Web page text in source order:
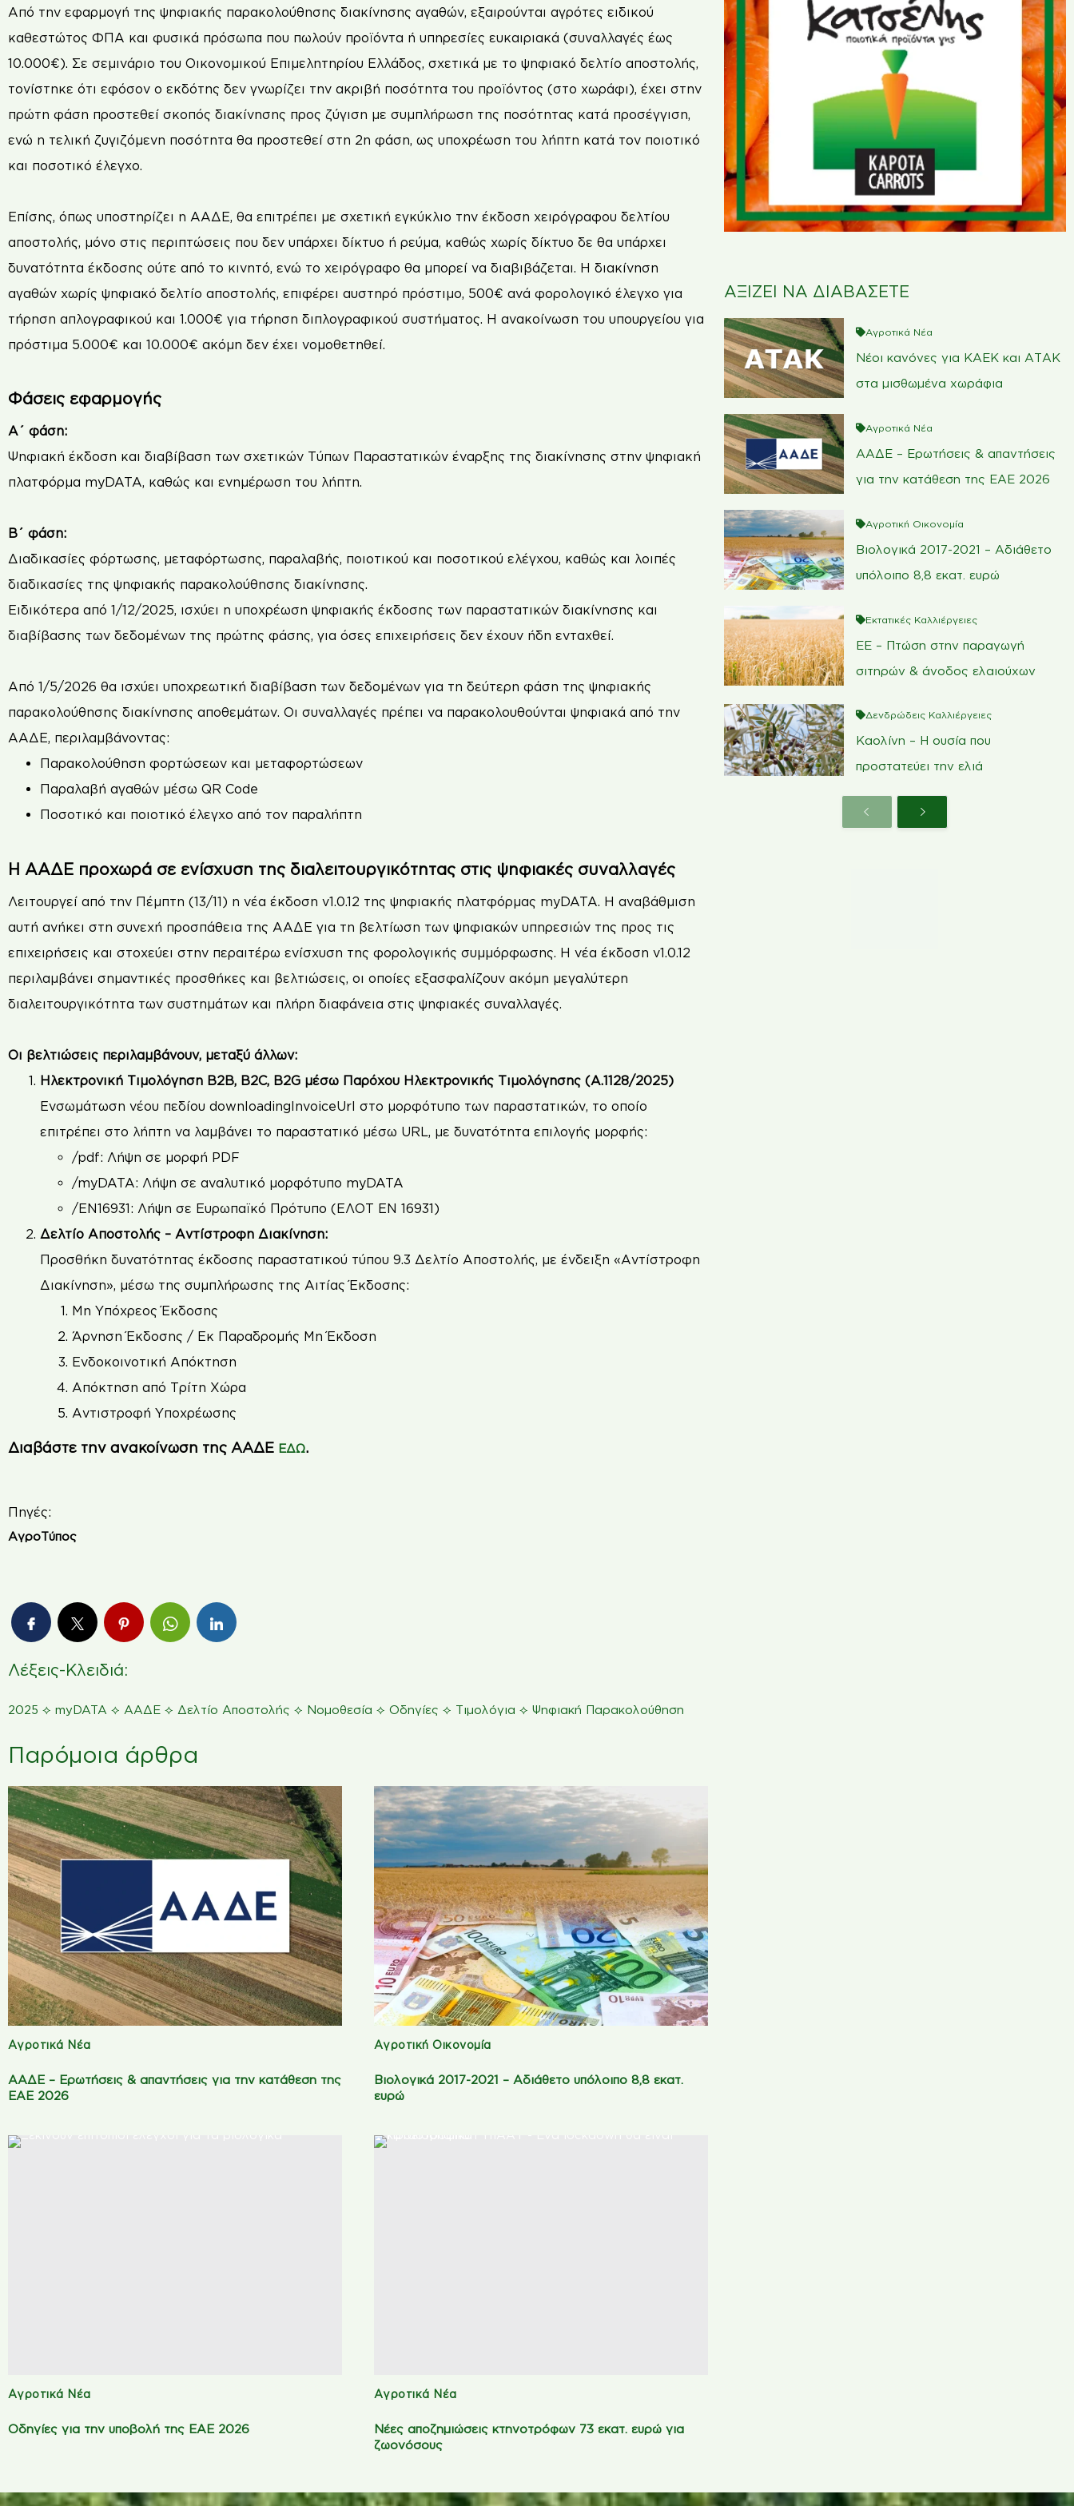
Από την εφαρμογή της ψηφιακής παρακολούθησης διακίνησης αγαθών, εξαιρούνται αγρότες ειδικού
καθεστώτος ΦΠΑ και φυσικά πρόσωπα που πωλούν προϊόντα ή υπηρεσίες ευκαιριακά (συναλλαγές έως
10.000€). Σε σεμινάριο του Οικονομικού Επιμελητηρίου Ελλάδος, σχετικά με το ψηφιακό δελτίο αποστολής,
τονίστηκε ότι εφόσον ο εκδότης δεν γνωρίζει την ακριβή ποσότητα του προϊόντος (στο χωράφι), έχει στην
πρώτη φάση προστεθεί σκοπός διακίνησης προς ζύγιση με συμπλήρωση της ποσότητας κατά προσέγγιση,
ενώ η τελική ζυγιζόμενη ποσότητα θα προστεθεί στη 2η φάση, ως υποχρέωση του λήπτη κατά τον ποιοτικό
και ποσοτικό έλεγχο.
Επίσης, όπως υποστηρίζει η ΑΑΔΕ, θα επιτρέπει με σχετική εγκύκλιο την έκδοση χειρόγραφου δελτίου
αποστολής, μόνο στις περιπτώσεις που δεν υπάρχει δίκτυο ή ρεύμα, καθώς χωρίς δίκτυο δε θα υπάρχει
δυνατότητα έκδοσης ούτε από το κινητό, ενώ το χειρόγραφο θα μπορεί να διαβιβάζεται. Η διακίνηση
αγαθών χωρίς ψηφιακό δελτίο αποστολής, επιφέρει αυστηρό πρόστιμο, 500€ ανά φορολογικό έλεγχο για
τήρηση απλογραφικού και 1.000€ για τήρηση διπλογραφικού συστήματος. Η ανακοίνωση του υπουργείου για
πρόστιμα 5.000€ και 10.000€ ακόμη δεν έχει νομοθετηθεί.
Φάσεις εφαρμογής
Α΄ φάση:
Ψηφιακή έκδοση και διαβίβαση των σχετικών Τύπων Παραστατικών έναρξης της διακίνησης στην ψηφιακή
πλατφόρμα myDATA, καθώς και ενημέρωση του λήπτη.
Β΄ φάση:
Διαδικασίες φόρτωσης, μεταφόρτωσης, παραλαβής, ποιοτικού και ποσοτικού ελέγχου, καθώς και λοιπές
διαδικασίες της ψηφιακής παρακολούθησης διακίνησης.
Ειδικότερα από 1/12/2025, ισχύει η υποχρέωση ψηφιακής έκδοσης των παραστατικών διακίνησης και
διαβίβασης των δεδομένων της πρώτης φάσης, για όσες επιχειρήσεις δεν έχουν ήδη ενταχθεί.
Από 1/5/2026 θα ισχύει υποχρεωτική διαβίβαση των δεδομένων για τη δεύτερη φάση της ψηφιακής
παρακολούθησης διακίνησης αποθεμάτων. Οι συναλλαγές πρέπει να παρακολουθούνται ψηφιακά από την
ΑΑΔΕ, περιλαμβάνοντας:
Παρακολούθηση φορτώσεων και μεταφορτώσεων
Παραλαβή αγαθών μέσω QR Code
Ποσοτικό και ποιοτικό έλεγχο από τον παραλήπτη
Η ΑΑΔΕ προχωρά σε ενίσχυση της διαλειτουργικότητας στις ψηφιακές συναλλαγές
Λειτουργεί από την Πέμπτη (13/11) η νέα έκδοση v1.0.12 της ψηφιακής πλατφόρμας myDATA. Η αναβάθμιση
αυτή ανήκει στη συνεχή προσπάθεια της ΑΑΔΕ για τη βελτίωση των ψηφιακών υπηρεσιών της προς τις
επιχειρήσεις και στοχεύει στην περαιτέρω ενίσχυση της φορολογικής συμμόρφωσης. Η νέα έκδοση v1.0.12
περιλαμβάνει σημαντικές προσθήκες και βελτιώσεις, οι οποίες εξασφαλίζουν ακόμη μεγαλύτερη
διαλειτουργικότητα των συστημάτων και πλήρη διαφάνεια στις ψηφιακές συναλλαγές.
Οι βελτιώσεις περιλαμβάνουν, μεταξύ άλλων:
Ηλεκτρονική Τιμολόγηση B2B, B2C, B2G μέσω Παρόχου Ηλεκτρονικής Τιμολόγησης (Α.1128/2025)
Ενσωμάτωση νέου πεδίου downloadingInvoiceUrl στο μορφότυπο των παραστατικών, το οποίο
επιτρέπει στο λήπτη να λαμβάνει το παραστατικό μέσω URL, με δυνατότητα επιλογής μορφής:
/pdf: Λήψη σε μορφή PDF
/myDATA: Λήψη σε αναλυτικό μορφότυπο myDATA
/EN16931: Λήψη σε Ευρωπαϊκό Πρότυπο (ΕΛΟΤ EN 16931)
Δελτίο Αποστολής – Αντίστροφη Διακίνηση:
Προσθήκη δυνατότητας έκδοσης παραστατικού τύπου 9.3 Δελτίο Αποστολής, με ένδειξη «Αντίστροφη
Διακίνηση», μέσω της συμπλήρωσης της Αιτίας Έκδοσης:
Μη Υπόχρεος Έκδοσης
Άρνηση Έκδοσης / Εκ Παραδρομής Μη Έκδοση
Ενδοκοινοτική Απόκτηση
Απόκτηση από Τρίτη Χώρα
Αντιστροφή Υποχρέωσης
Διαβάστε την ανακοίνωση της ΑΑΔΕ ΕΔΩ.
Πηγές:
ΑγροΤύπος
Λέξεις-Κλειδιά:
2025 ⟡ myDATA ⟡ ΑΑΔΕ ⟡ Δελτίο Αποστολής ⟡ Νομοθεσία ⟡ Οδηγίες ⟡ Τιμολόγια ⟡ Ψηφιακή Παρακολούθηση
Παρόμοια άρθρα
Αγροτικά Νέα
ΑΑΔΕ – Ερωτήσεις & απαντήσεις για την κατάθεση της
ΕΑΕ 2026
Αγροτική Οικονομία
Βιολογικά 2017-2021 – Αδιάθετο υπόλοιπο 8,8 εκατ.
ευρώ
Αγροτικά Νέα
Οδηγίες για την υποβολή της ΕΑΕ 2026
Αγροτικά Νέα
Νέες αποζημιώσεις κτηνοτρόφων 73 εκατ. ευρώ για
ζωονόσους
ΑΞΙΖΕΙ ΝΑ ΔΙΑΒΑΣΕΤΕ
Αγροτικά Νέα
Νέοι κανόνες για ΚΑΕΚ και ΑΤΑΚ
στα μισθωμένα χωράφια
Αγροτικά Νέα
ΑΑΔΕ – Ερωτήσεις & απαντήσεις
για την κατάθεση της ΕΑΕ 2026
Αγροτική Οικονομία
Βιολογικά 2017-2021 – Αδιάθετο
υπόλοιπο 8,8 εκατ. ευρώ
Εκτατικές Καλλιέργειες
ΕΕ – Πτώση στην παραγωγή
σιτηρών & άνοδος ελαιούχων
Δενδρώδεις Καλλιέργειες
Καολίνη – Η ουσία που
προστατεύει την ελιά